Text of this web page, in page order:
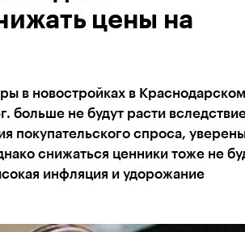
цены на
в новостройках в Краснодарском
больше не будут расти
покупательского спроса,
снижаться ценники тоже не
инфляция и удорожание